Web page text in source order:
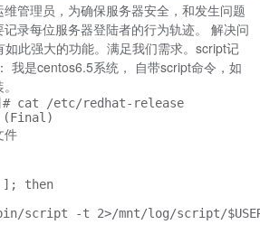
管理员，为确保服务器安全，和发生问题
录每位服务器登陆者的行为轨迹。 解决问
此强大的功能。满足我们需求。script记
我是centos6.5系统， 自带script命令，如
cat /etc/redhat-release
(Final)
件
]; then
script -t 2>/mnt/log/script/